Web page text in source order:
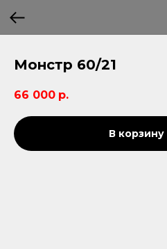
Монстр 60/21
66 000 р.
В корзину